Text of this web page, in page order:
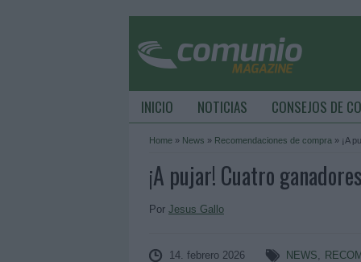
INICIO NOTICIAS CONSEJOS DE
Home » News » Recomendaciones de compra » ¡A
¡A pujar! Cuatro
Por Jesus Gallo
14. febrero 2026 NEWS,